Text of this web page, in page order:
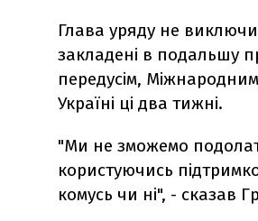
Глава уряду не
закладені в подальшу
передусім,
Україні ці два тижні.
"Ми не зможемо
користуючись
комусь чи ні", - сказав